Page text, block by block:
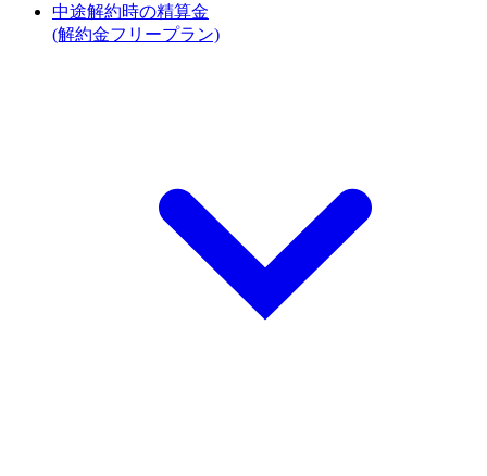
中途解約時の精算金
(解約金フリープラン)